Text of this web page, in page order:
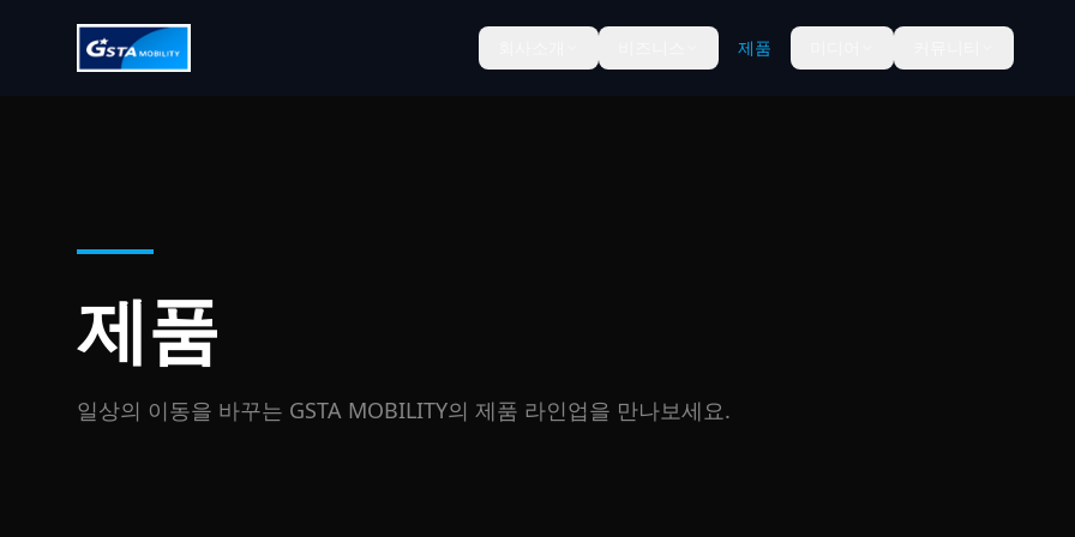
제품
제품
일상의 이동을 바꾸는 GSTA MOBILITY의 제품 라인업을 만나보세요.